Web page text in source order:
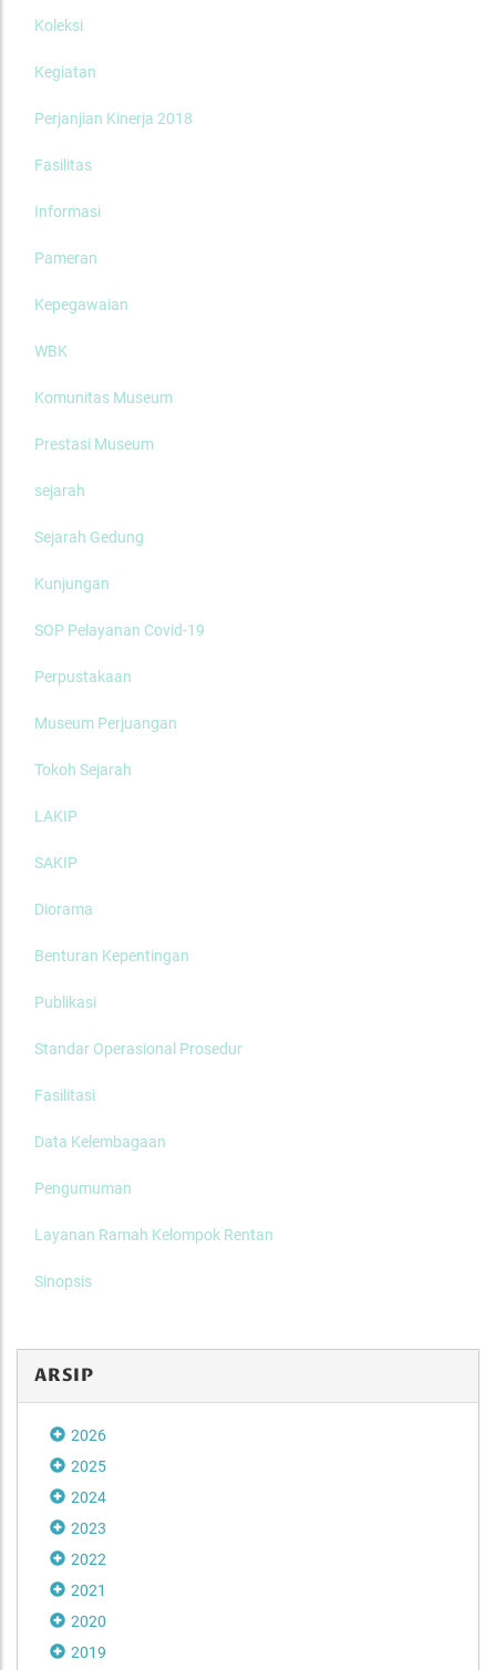
Koleksi
Kegiatan
Perjanjian Kinerja 2018
Fasilitas
Informasi
Pameran
Kepegawaian
WBK
Komunitas Museum
Prestasi Museum
sejarah
Sejarah Gedung
Kunjungan
SOP Pelayanan Covid-19
Perpustakaan
Museum Perjuangan
Tokoh Sejarah
LAKIP
SAKIP
Diorama
Benturan Kepentingan
Publikasi
Standar Operasional Prosedur
Fasilitasi
Data Kelembagaan
Pengumuman
Layanan Ramah Kelompok Rentan
Sinopsis
ARSIP
2026
2025
2024
2023
2022
2021
2020
2019